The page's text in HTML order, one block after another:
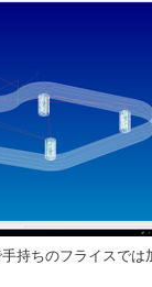
持ちのフライスでは